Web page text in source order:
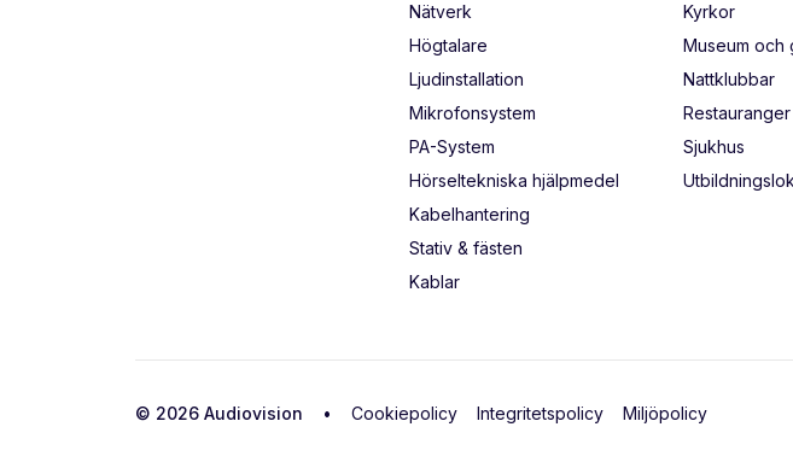
Nätverk
Högtalare
Ljudinstallation
Mikrofonsystem
PA-System
Hörseltekniska hjälpmedel
Kabelhantering
Stativ & fästen
Kablar
Kyrkor
Museum och
Nattklubbar
Restauranger
Sjukhus
© 2026 Audiovision • Cookiepolicy Integritetspolicy Miljöpolicy